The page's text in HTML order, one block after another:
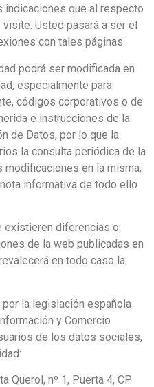
indicaciones que al respecto
Usted pasará a ser el
con tales páginas.
podrá ser modificada en
especialmente para
códigos corporativos o de
e instrucciones de la
de Datos, por lo que la
la consulta periódica de la
en la misma,
informativa de todo ello
existieren diferencias o
de la web publicadas en
en todo caso la
la legislación española
y Comercio
de los datos sociales,
Querol, nº 1, Puerta 4, CP